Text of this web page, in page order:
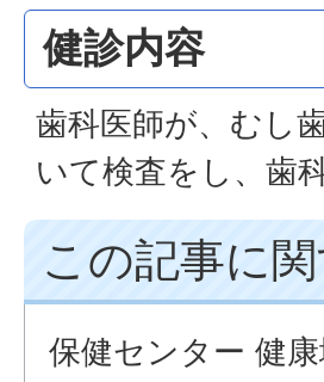
健診内容
歯科医師が、むし
いて検査をし、歯
この記事に
保健センター 健